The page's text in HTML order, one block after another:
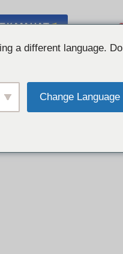
ЧАТ
a different language. Do
Change Language